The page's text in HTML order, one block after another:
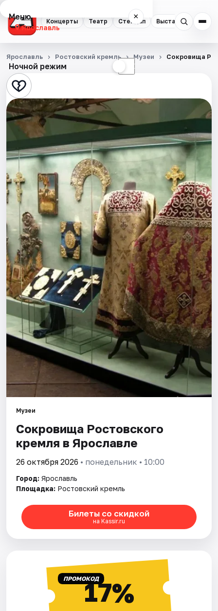
Концерты Театр Стендап Выставки
Меню ×
Ярославль
Концерты
Театр
Стендап
Выставки
Квесты
Экскурсии
События
Города
Площадки
Артисты
Рейтинги
Ночной режим ☾
Ярославль Ростовский кремль Музеи Сокровища
Музеи
Сокровища Ростовского
кремля в Ярославле
26 октября 2026 • понедельник • 10:00
Город: Ярославль
Площадка: Ростовский кремль
Билеты со скидкой
на Kassir.ru
ПРОМОКОД17%